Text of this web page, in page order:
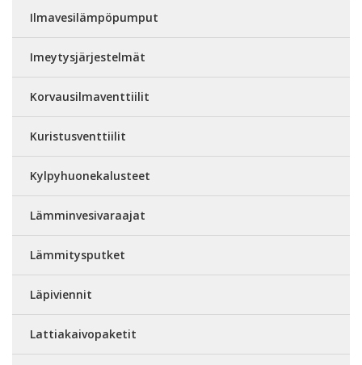
Ilmavesilämpöpumput
Imeytysjärjestelmät
Korvausilmaventtiilit
Kuristusventtiilit
Kylpyhuonekalusteet
Lämminvesivaraajat
Lämmitysputket
Läpiviennit
Lattiakaivopaketit